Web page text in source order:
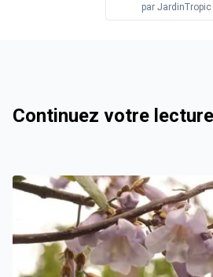
par JardinTropic
Continuez votre lecture